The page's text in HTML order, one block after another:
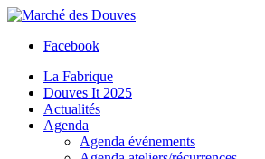
Facebook
La Fabrique
Douves It 2025
Actualités
Agenda
Agenda événements